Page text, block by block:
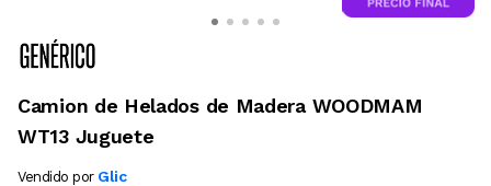
Camion de Helados de Madera WOODMAM
WT13 Juguete
Vendido por Glic